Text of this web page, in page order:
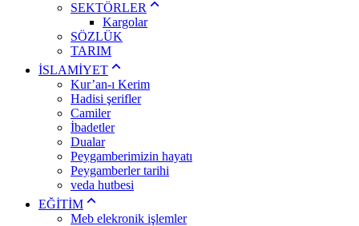
SEKTÖRLER
Kargolar
SÖZLÜK
TARIM
İSLAMİYET
Kur’an-ı Kerim
Hadisi şerifler
Camiler
İbadetler
Dualar
Peygamberimizin hayatı
Peygamberler tarihi
veda hutbesi
EĞİTİM
Meb elekronik işlemler